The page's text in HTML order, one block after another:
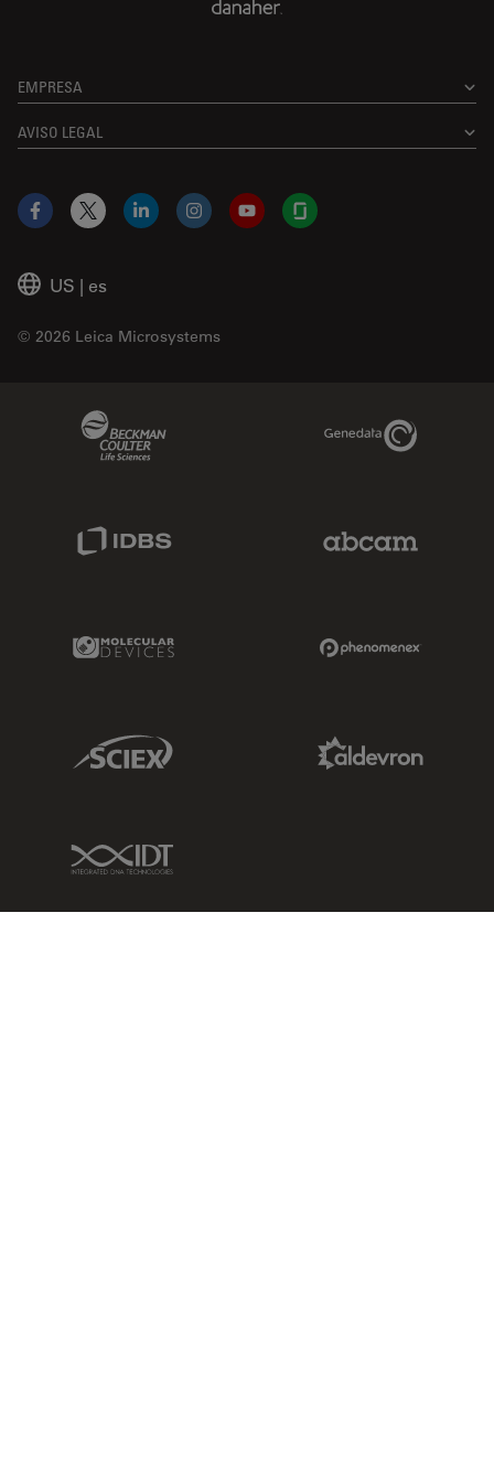
EMPRESA
AVISO LEGAL
US | es
© 2026 Leica Microsystems
Facebook
X LinkedInInstagramYouTubeGlassdoor
Genedata Link
Molecular Devices Link
Sciex Link
IDT Link